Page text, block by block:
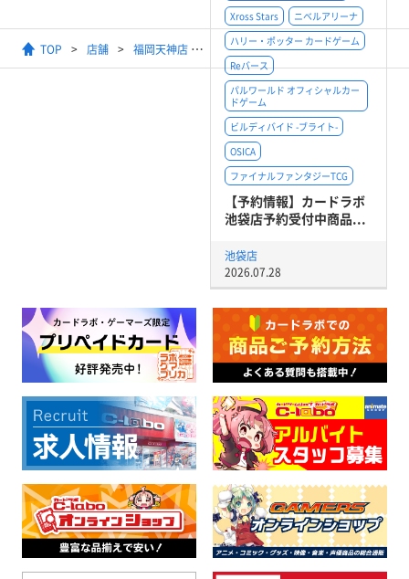
Xross Stars
ニベルアリーナ
ハリー・ポッター カードゲーム
Reバース
パルワールド オフィシャルカー
ドゲーム
ビルディバイド -ブライト-
OSICA
ファイナルファンタジーTCG
【予約情報】カードラボ
池袋店予約受付中商品...
池袋店
2026.07.28
TOP 店舗 福岡天神店 【ヴァンガード】ショップフ